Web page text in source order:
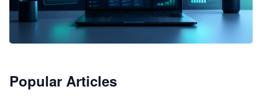
JimoClaw 桌面 AI Agent 工作台
Popular Articles